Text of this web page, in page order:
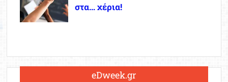
στα… χέρια!
eDweek.gr